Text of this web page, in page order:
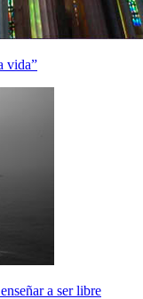
vida”
a ser libre